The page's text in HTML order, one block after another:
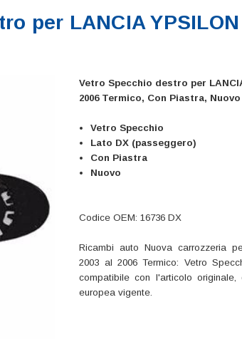
per LANCIA
Vetro Specchio destro per
2006 Termico, Con Piastra, Nuovo
Vetro Specchio
Lato DX (passeggero)
Con Piastra
Nuovo
Codice OEM: 16736 DX
Ricambi auto Nuova carrozzeria
2003 al 2006 Termico: Vetro
compatibile con l'articolo originale,
europea vigente.